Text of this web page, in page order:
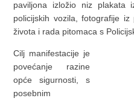
paviljona izložio niz plakata
policijskih vozila, fotografije
života i rada pitomaca s
Cilj manifestacije je
povećanje razine
opće sigurnosti, s
posebnim